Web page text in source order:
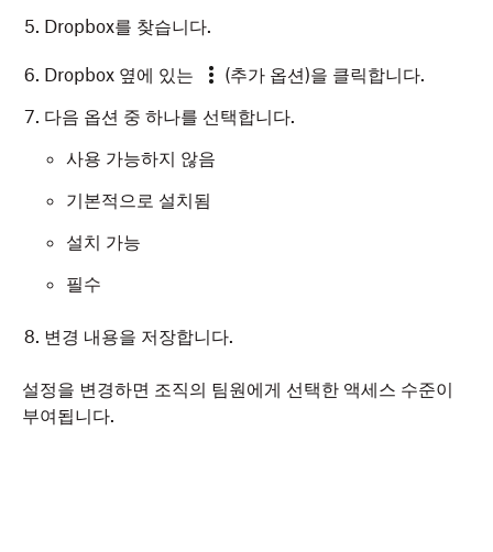
Dropbox를 찾습니다.
Dropbox 옆에 있는
(추가 옵션)을 클릭합니다.
다음 옵션 중 하나를 선택합니다.
사용 가능하지 않음
기본적으로 설치됨
설치 가능
필수
변경 내용을 저장합니다.
설정을 변경하면 조직의 팀원에게 선택한 액세스 수준이
부여됩니다.